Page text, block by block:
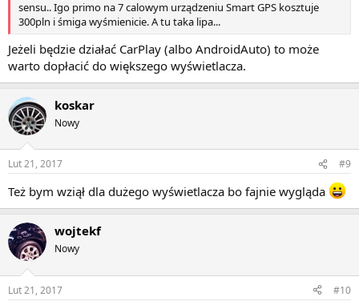
sensu.. Igo primo na 7 calowym urządzeniu Smart GPS kosztuje
300pln i śmiga wyśmienicie. A tu taka lipa...
Jeżeli będzie działać CarPlay (albo AndroidAuto) to może
warto dopłacić do większego wyświetlacza.
koskar
Nowy
Lut 21, 2017 #9
Też bym wziął dla dużego wyświetlacza bo fajnie wygląda
wojtekf
Nowy
Lut 21, 2017 #10